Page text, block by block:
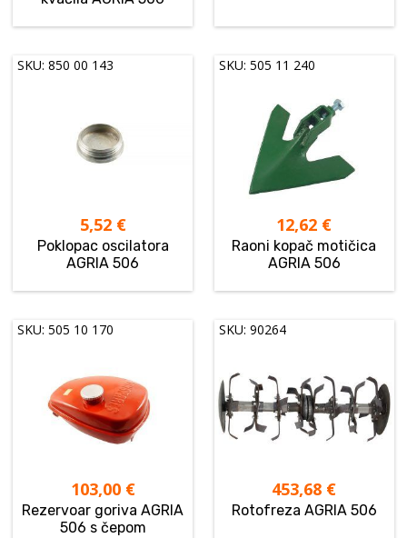
SKU: 850 00 143
5,52 €
Poklopac oscilatora
AGRIA 506
SKU: 505 11 240
12,62 €
Raoni kopač motičica
AGRIA 506
SKU: 505 10 170
103,00 €
Rezervoar goriva AGRIA
506 s čepom
SKU: 90264
453,68 €
Rotofreza AGRIA 506